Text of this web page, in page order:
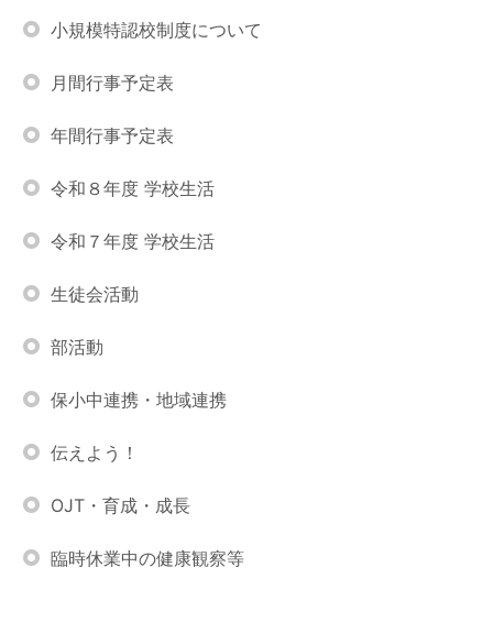
小規模特認校制度について
月間行事予定表
年間行事予定表
令和８年度 学校生活
令和７年度 学校生活
生徒会活動
部活動
保小中連携・地域連携
伝えよう！
OJT・育成・成長
臨時休業中の健康観察等